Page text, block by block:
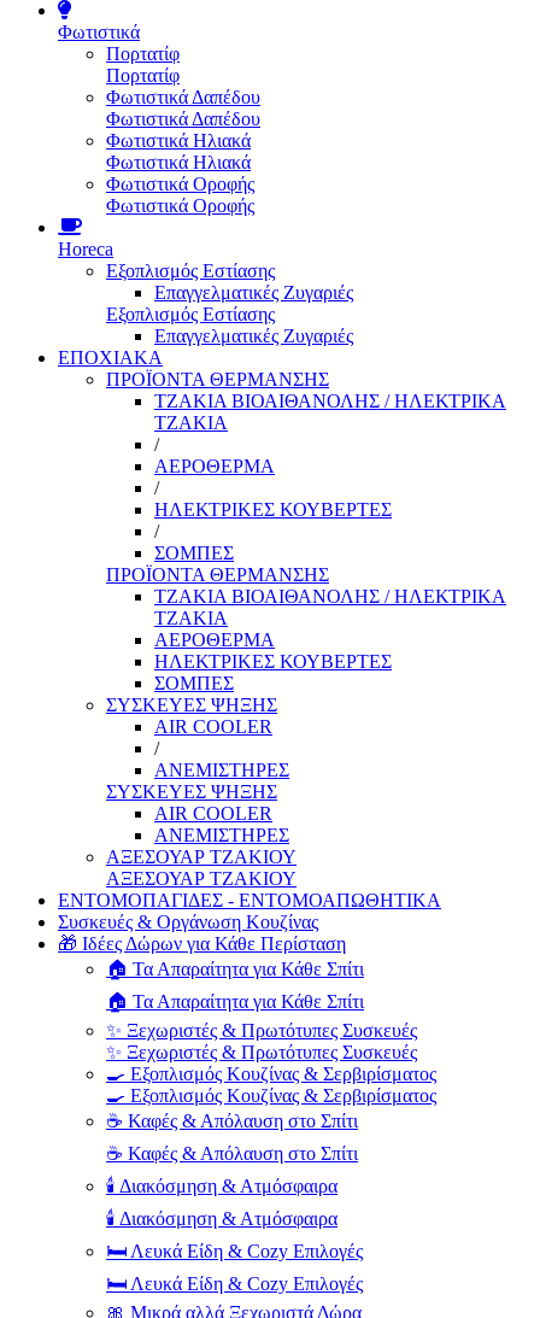
Φωτιστικά
Πορτατίφ
Πορτατίφ
Φωτιστικά Δαπέδου
Φωτιστικά Δαπέδου
Φωτιστικά Ηλιακά
Φωτιστικά Ηλιακά
Φωτιστικά Οροφής
Φωτιστικά Οροφής
Horeca
Εξοπλισμός Εστίασης
Επαγγελματικές Ζυγαριές
Εξοπλισμός Εστίασης
Επαγγελματικές Ζυγαριές
ΕΠΟΧΙΑΚΑ
ΠΡΟΪΟΝΤΑ ΘΕΡΜΑΝΣΗΣ
ΤΖΑΚΙΑ ΒΙΟΑΙΘΑΝΟΛΗΣ / ΗΛΕΚΤΡΙΚΑ
ΤΖΑΚΙΑ
/
ΑΕΡΟΘΕΡΜΑ
/
ΗΛΕΚΤΡΙΚΕΣ ΚΟΥΒΕΡΤΕΣ
/
ΣΟΜΠΕΣ
ΠΡΟΪΟΝΤΑ ΘΕΡΜΑΝΣΗΣ
ΤΖΑΚΙΑ ΒΙΟΑΙΘΑΝΟΛΗΣ / ΗΛΕΚΤΡΙΚΑ
ΤΖΑΚΙΑ
ΑΕΡΟΘΕΡΜΑ
ΗΛΕΚΤΡΙΚΕΣ ΚΟΥΒΕΡΤΕΣ
ΣΟΜΠΕΣ
ΣΥΣΚΕΥΕΣ ΨΗΞΗΣ
AIR COOLER
/
ΑΝΕΜΙΣΤΗΡΕΣ
ΣΥΣΚΕΥΕΣ ΨΗΞΗΣ
AIR COOLER
ΑΝΕΜΙΣΤΗΡΕΣ
ΑΞΕΣΟΥΑΡ ΤΖΑΚΙΟΥ
ΑΞΕΣΟΥΑΡ ΤΖΑΚΙΟΥ
ΕΝΤΟΜΟΠΑΓΙΔΕΣ - ΕΝΤΟΜΟΑΠΩΘΗΤΙΚΑ
Συσκευές & Οργάνωση Κουζίνας
🎁 Ιδέες Δώρων για Κάθε Περίσταση
🏠 Τα Απαραίτητα για Κάθε Σπίτι
🏠 Τα Απαραίτητα για Κάθε Σπίτι
✨ Ξεχωριστές & Πρωτότυπες Συσκευές
✨ Ξεχωριστές & Πρωτότυπες Συσκευές
🍳 Εξοπλισμός Κουζίνας & Σερβιρίσματος
🍳 Εξοπλισμός Κουζίνας & Σερβιρίσματος
☕ Καφές & Απόλαυση στο Σπίτι
☕ Καφές & Απόλαυση στο Σπίτι
🕯️ Διακόσμηση & Ατμόσφαιρα
🕯️ Διακόσμηση & Ατμόσφαιρα
🛏️ Λευκά Είδη & Cozy Επιλογές
🛏️ Λευκά Είδη & Cozy Επιλογές
🎀 Μικρά αλλά Ξεχωριστά Δώρα